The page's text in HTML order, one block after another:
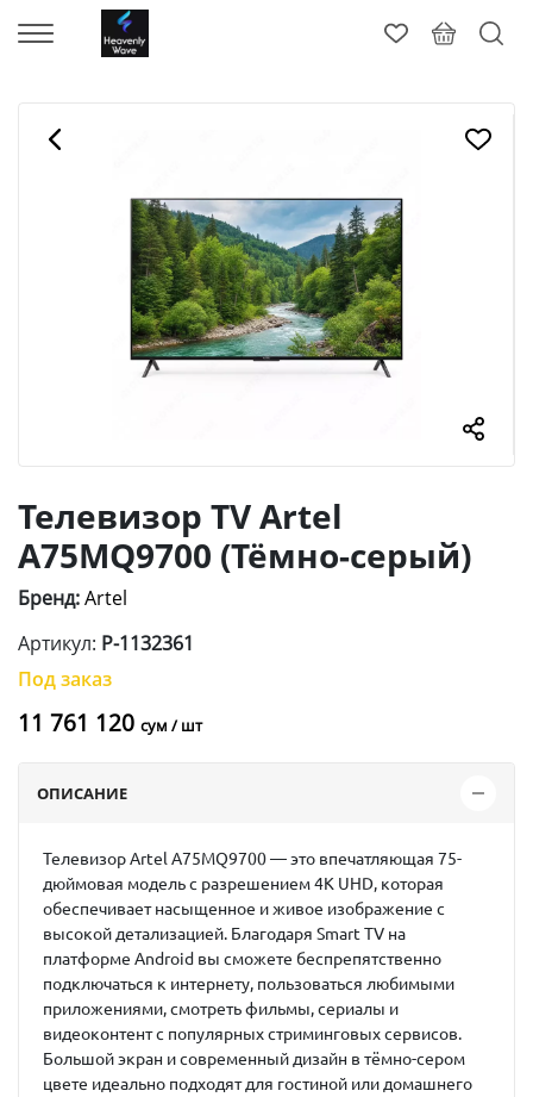
Телевизор TV Artel
A75MQ9700 (Тёмно-серый)
Бренд:Artel
Артикул: P-1132361
Под заказ
11 761 120 сум / шт
ОПИСАНИЕ
Телевизор Artel A75MQ9700 — это впечатляющая 75-
дюймовая модель с разрешением 4K UHD, которая
обеспечивает насыщенное и живое изображение с
высокой детализацией. Благодаря Smart TV на
платформе Android вы сможете беспрепятственно
подключаться к интернету, пользоваться любимыми
приложениями, смотреть фильмы, сериалы и
видеоконтент с популярных стриминговых сервисов.
Большой экран и современный дизайн в тёмно-сером
цвете идеально подходят для гостиной или домашнего